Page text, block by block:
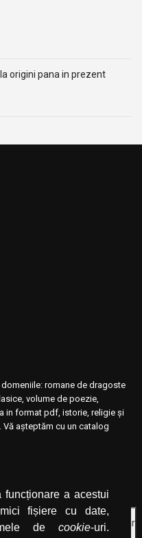
funcționare a acestui
fișiere cu date,
de cookie-uri.
origini pana in prezent
romane de dragoste
volume de poezie,
in format pdf, istorie, religie și
așteptăm cu un catalog
pe butonul de abonare.